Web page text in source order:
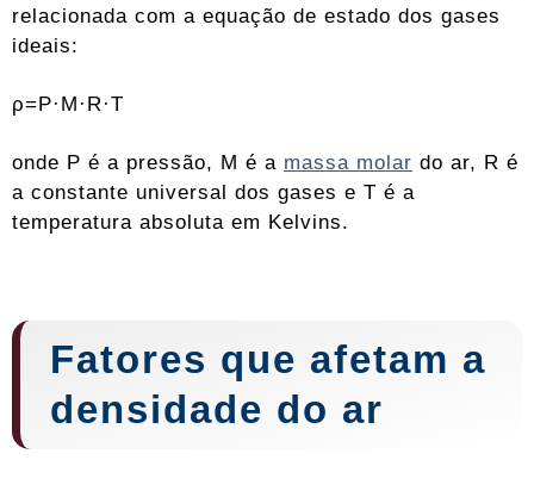
relacionada com a equação de estado dos gases
ideais:
ρ=P·M·R·T
onde P é a pressão, M é a massa molar do ar, R é
a constante universal dos gases e T é a
temperatura absoluta em Kelvins.
Fatores que afetam a
densidade do ar